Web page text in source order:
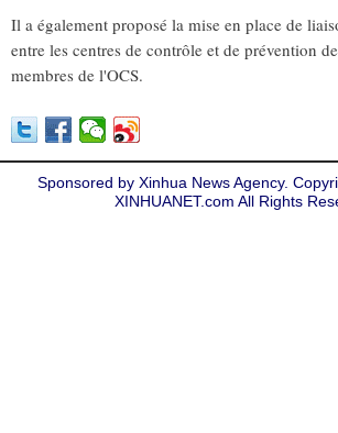
Il a également proposé la mise en place de
entre les centres de contrôle et de prévention
membres de l'OCS.
Sponsored by Xinhua News Agency.
XINHUANET.com All Rights